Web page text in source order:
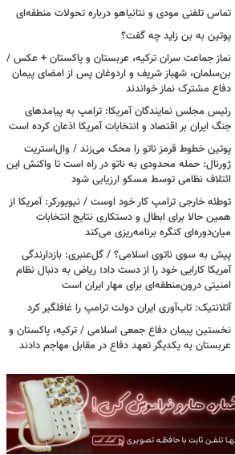
تماس تلفنی مودی و نتانیاهو درباره تحولات منطقه‌ای
پوتین به بن زاید چه گفت؟
نماز جماعت سران ترکیه، عربستان و پاکستان + عکس /
بن‌سلمان، شهباز شریف و اردوغان پس از امضای پیمان
دفاع مشترک نماز خواندند
رئیس مجلس نمایندگان آمریکا: ترامپ به پیامدهای
جنگ ایران بر اقتصاد و انتخابات آمریکا اذعان کرده است
پوتین خطوط قرمز ناتو را محک می‌زند / وال‌استریت
ژورنال: حمله محدودی به ناتو در راه است تا واکنش این
ائتلاف نظامی توسط مسکو ارزیابی شود
توطئه خارجی ترامپ کار خود اوست / نیویورکر: آمریکا از
همین حالا برای ابطال و دستکاری نتایج انتخابات
میان‌دوره‌ای کنگره برنامه‌ریزی می‌کند
پیش به سوی ناتوی اسلامی؟ / گل‌عنبری: بازدارندگی
آمریکا کارایی خود را از دست داد؛ ریاض به دنبال نظام
امنیتی درون‌منطقه‌ای برای مهار ایران است
آتلانتیک: تاب‌آوری ایران دولت ترامپ را غافلگیر کرد
نخستین پیمان دفاع جمعی اسلامی / ترکیه، پاکستان و
عربستان به یکدیگر تعهد دفاع در مقابل مهاجم دادند